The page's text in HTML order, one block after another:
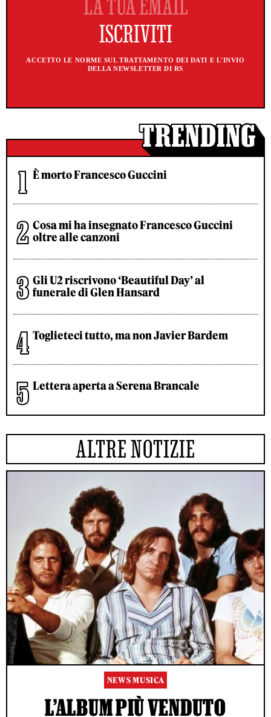
ACCETTO LE NORME SUL TRATTAMENTO DEI DATI E L'INVIO
DELLA NEWSLETTER DI RS
È morto Francesco Guccini
Cosa mi ha insegnato Francesco Guccini
oltre alle canzoni
Gli U2 riscrivono ‘Beautiful Day’ al
funerale di Glen Hansard
Toglieteci tutto, ma non Javier Bardem
Lettera aperta a Serena Brancale
ALTRE NOTIZIE
NEWS MUSICA
L’ALBUM PIÙ VENDUTO